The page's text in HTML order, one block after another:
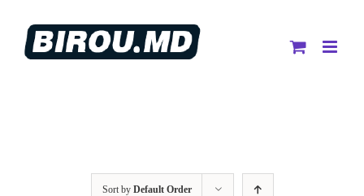
content
Sort by Default Order